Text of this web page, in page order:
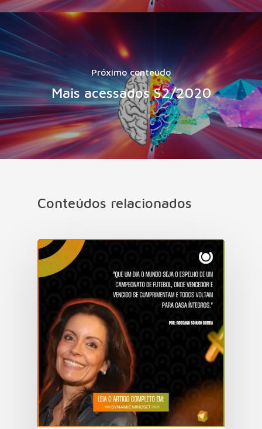
Próximo conteúdo
Mais acessados S2/2020
Conteúdos relacionados